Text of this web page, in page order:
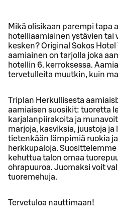
Mikä olisikaan parempi tapa
hotelliaamiainen ystävien tai
kesken? Original Sokos
aamiainen on tarjolla joka
hotellin 6. kerroksessa.
tervetulleita muutkin, kuin
Triplan Herkullisesta
aamiaisen suosikit: tuoretta
karjalanpiirakoita ja
marjoja, kasviksia, juustoja
tietenkään lämpimiä ruokia
herkkupaloja.
kehuttua talon omaa
ohrapuuroa. Juomaksi voit
tuoremehuja.
Tervetuloa nauttimaan!